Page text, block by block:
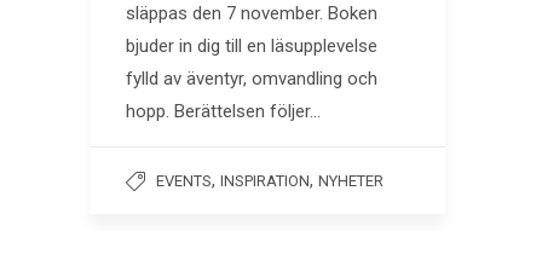
släppas den 7 november. Boken
bjuder in dig till en läsupplevelse
fylld av äventyr, omvandling och
hopp. Berättelsen följer…
EVENTS, INSPIRATION, NYHETER